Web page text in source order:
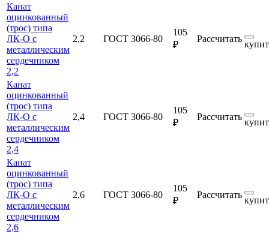
Канат
оцинкованный
(трос) типа
ЛК-О с
металлическим
сердечником
2,2
2,2 ГОСТ 3066-80
105
₽
Рассчитать
Канат
оцинкованный
(трос) типа
ЛК-О с
металлическим
сердечником
2,4
2,4 ГОСТ 3066-80
105
₽
Рассчитать
Канат
оцинкованный
(трос) типа
ЛК-О с
металлическим
сердечником
2,6
2,6 ГОСТ 3066-80
105
₽
Рассчитать